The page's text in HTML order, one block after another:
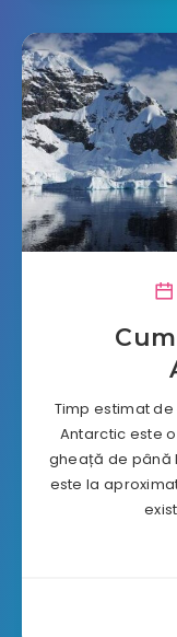
Timp estimat
Antarctic este
gheață de până
este la